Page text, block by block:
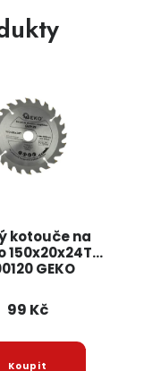
kotouče na
150x20x24T
GEKO
99 Kč